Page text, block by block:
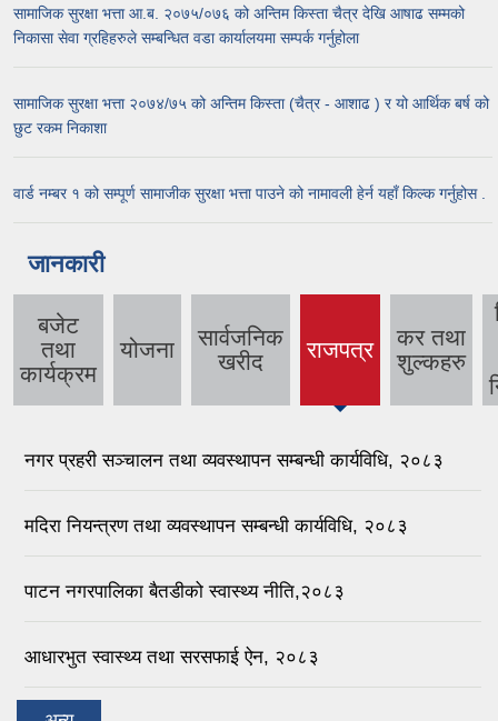
सामाजिक सुरक्षा भत्ता आ.ब. २०७५/०७६ को अन्तिम किस्ता चैत्र देखि आषाढ सम्मको
निकासा सेवा ग्रहिहरुले सम्बन्धित वडा कार्यालयमा सम्पर्क गर्नुहोला
सामाजिक सुरक्षा भत्ता २०७४/७५ को अन्तिम किस्ता (चैत्र - आशाढ ) र यो आर्थिक बर्ष को
छुट रकम निकाशा
वार्ड नम्बर १ को सम्पूर्ण सामाजीक सुरक्षा भत्ता पाउने को नामावली हेर्न यहाँ किल्क गर्नुहोस .
जानकारी
बजेट
तथा
कार्यक्रम
योजना
सार्वजनिक
खरीद
राजपत्र
(active
कर तथा
शुल्कहरु
नगर प्रहरी सञ्‍चालन तथा व्यवस्थापन सम्बन्धी कार्यविधि, २०८३
मदिरा नियन्त्रण तथा व्यवस्थापन सम्बन्धी कार्यविधि, २०८३
पाटन नगरपालिका बैतडीको स्वास्थ्य नीति,२०८३
आधारभुत स्वास्थ्य तथा सरसफाई ऐन, २०८३